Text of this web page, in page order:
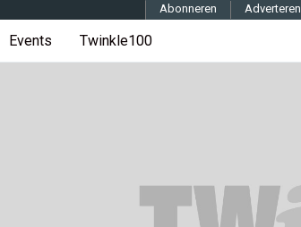
Events Twinkle100
Abonneren Adverteren